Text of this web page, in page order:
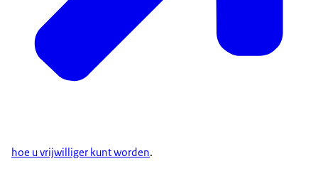
hoe u vrijwilliger kunt worden.